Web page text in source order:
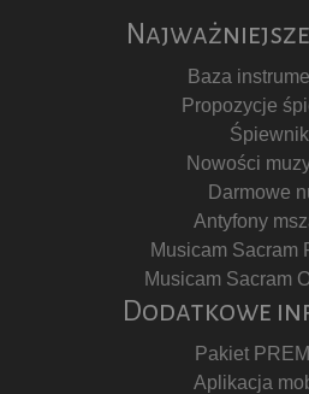
Baza
Propozycje
Śpiewnik
Nowości
Darmowe
Antyfony
Musicam Sacram
Musicam Sacram
Dodatkowe
Pakiet
Aplikacja